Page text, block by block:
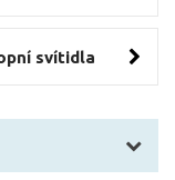
svítidla